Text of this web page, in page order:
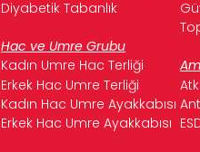
Diyabetik Tabanlık
Hac ve Umre Grubu
Kadın Umre Hac Terliği
Erkek Hac Umre Terliği
Kadın Hac Umre Ayakkabısı
Erkek Hac Umre Ayakkabısı